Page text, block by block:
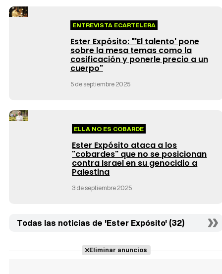
ENTREVISTA ECARTELERA
Ester Expósito: "'El talento' pone
sobre la mesa temas como la
cosificación y ponerle precio a un
cuerpo"
5 de septiembre 2025
ELLA NO ES COBARDE
Ester Expósito ataca a los
"cobardes" que no se posicionan
contra Israel en su genocidio a
Palestina
3 de septiembre 2025
Todas las noticias de 'Ester Expósito' (32)
Eliminar anuncios